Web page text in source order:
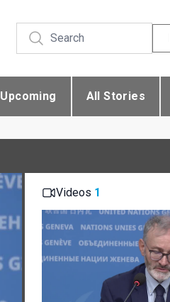
Upcoming All Stories
Videos 1